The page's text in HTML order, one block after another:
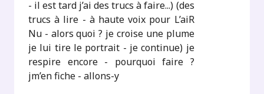
- il est tard j’ai des trucs à faire...) (des
trucs à lire - à haute voix pour L’aiR
Nu - alors quoi ? je croise une plume
je lui tire le portrait - je continue) je
respire encore - pourquoi faire ?
jm’en fiche - allons-y